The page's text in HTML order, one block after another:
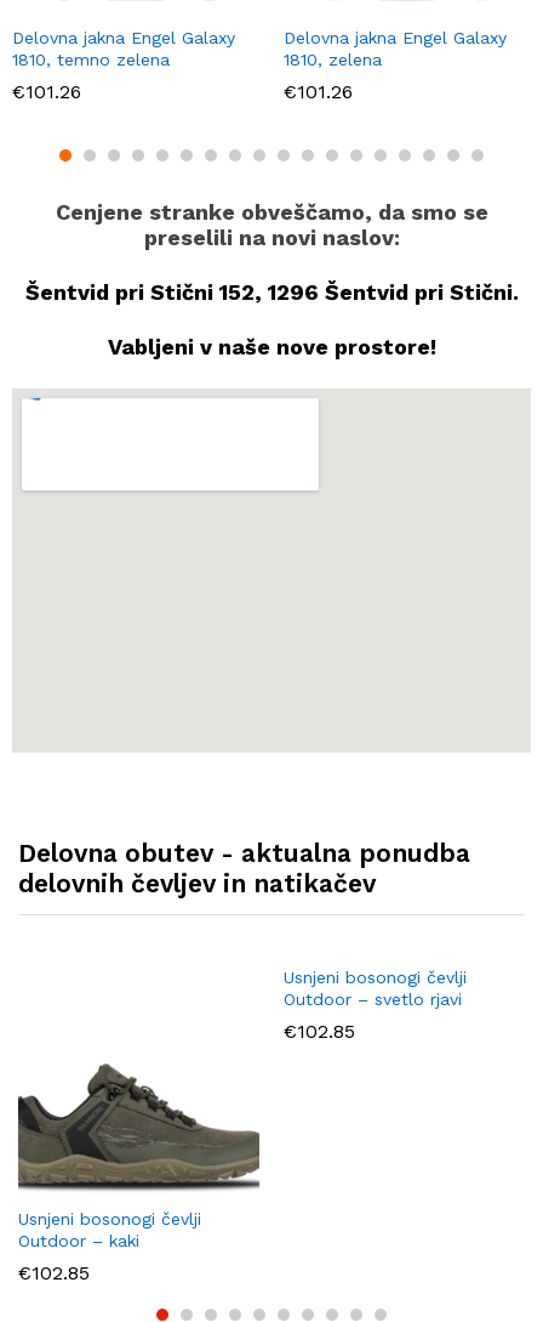
Delovna jakna Engel Galaxy
1810, temno zelena
€101.26
Delovna jakna Engel Galaxy
1810, zelena
€101.26
Cenjene stranke obveščamo, da smo se
preselili na novi naslov:
Šentvid pri Stični 152, 1296 Šentvid pri Stični.
Vabljeni v naše nove prostore!
Delovna obutev - aktualna ponudba
delovnih čevljev in natikačev
Usnjeni bosonogi čevlji
Outdoor – kaki
€102.85